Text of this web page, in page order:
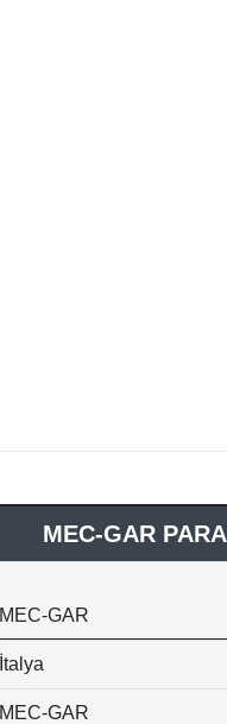
MEC-GAR
MEC-GAR
İtalya
MEC-GAR